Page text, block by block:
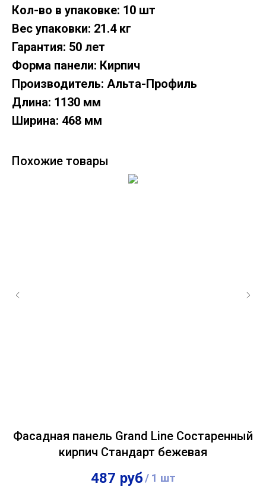
Кол-во в упаковке: 10 шт
Вес упаковки: 21.4 кг
Гарантия: 50 лет
Форма панели: Кирпич
Производитель: Альта-Профиль
Длина: 1130 мм
Ширина: 468 мм
Похожие товары
Фасадная панель Grand Line Состаренный
кирпич Стандарт бежевая
487 руб/ 1 шт